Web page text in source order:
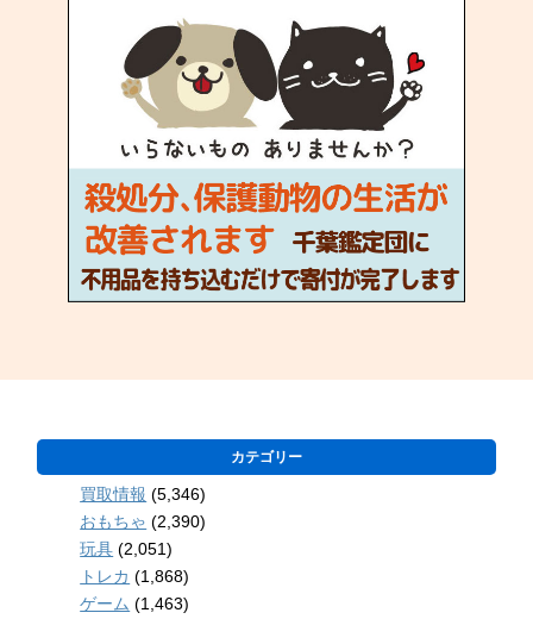
カテゴリー
買取情報 (5,346)
おもちゃ (2,390)
玩具 (2,051)
トレカ (1,868)
ゲーム (1,463)